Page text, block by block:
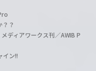
？
ディアワークス刊／AWIB P
イン!!